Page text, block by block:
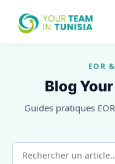
EOR
Blog
Guides pratiques